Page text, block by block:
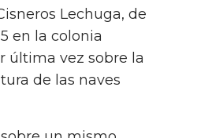
Lechuga, de
en la colonia
última vez sobre la
de las naves